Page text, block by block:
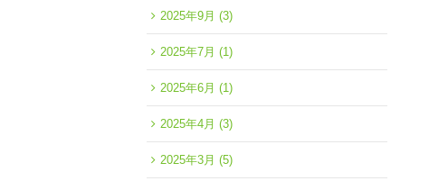
2025年9月 (3)
2025年7月 (1)
2025年6月 (1)
2025年4月 (3)
2025年3月 (5)